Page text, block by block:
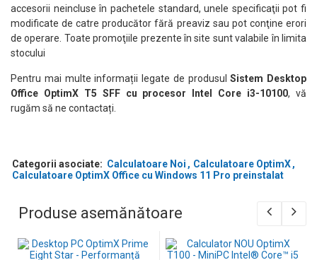
accesorii neincluse în pachetele standard, unele specificaţii pot fi
modificate de catre producător fără preaviz sau pot conţine erori
de operare. Toate promoţiile prezente în site sunt valabile în limita
stocului
Pentru mai multe informații legate de produsulSistem Desktop
Office OptimX T5 SFF cu procesor Intel Core i3-10100, vă
rugăm să ne contactați.
Categorii asociate: Calculatoare Noi
Calculatoare OptimX
Calculatoare OptimX Office cu Windows 11 Pro preinstalat
Produse asemănătoare